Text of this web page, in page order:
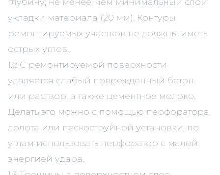
укладки материала (20 мм). Контуры
ремонтируемых участков не должны иметь
острых углов.
1.2 С ремонтируемой поверхности
удаляется слабый поврежденный бетон
или раствор, а также цементное молоко.
Делать это можно с помощью перфоратора,
долота или пескоструйной установки, по
углам использовать перфоратор с малой
энергией удара.